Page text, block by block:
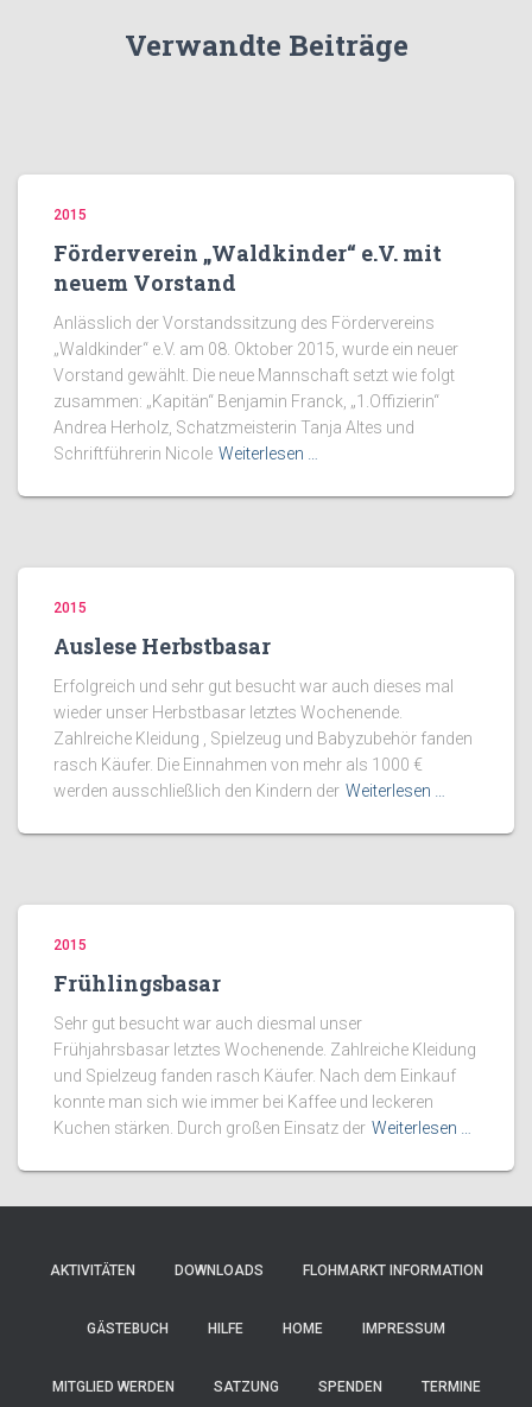
Verwandte Beiträge
2015
Förderverein „Waldkinder“ e.V. mit
neuem Vorstand
Anlässlich der Vorstandssitzung des Fördervereins
„Waldkinder“ e.V. am 08. Oktober 2015, wurde ein neuer
Vorstand gewählt. Die neue Mannschaft setzt wie folgt
zusammen: „Kapitän“ Benjamin Franck, „1.Offizierin“
Andrea Herholz, Schatzmeisterin Tanja Altes und
Schriftführerin Nicole Weiterlesen …
2015
Auslese Herbstbasar
Erfolgreich und sehr gut besucht war auch dieses mal
wieder unser Herbstbasar letztes Wochenende.
Zahlreiche Kleidung , Spielzeug und Babyzubehör fanden
rasch Käufer. Die Einnahmen von mehr als 1000 €
werden ausschließlich den Kindern der Weiterlesen …
2015
Frühlingsbasar
Sehr gut besucht war auch diesmal unser
Frühjahrsbasar letztes Wochenende. Zahlreiche Kleidung
und Spielzeug fanden rasch Käufer. Nach dem Einkauf
konnte man sich wie immer bei Kaffee und leckeren
Kuchen stärken. Durch großen Einsatz der Weiterlesen …
AKTIVITÄTEN DOWNLOADS FLOHMARKT INFORMATION
GÄSTEBUCH HILFE HOME IMPRESSUM
MITGLIED WERDEN SATZUNG SPENDEN TERMINE